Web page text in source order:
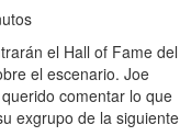
el Hall of Fame del
el escenario. Joe
comentar lo que
exgrupo de la siguiente